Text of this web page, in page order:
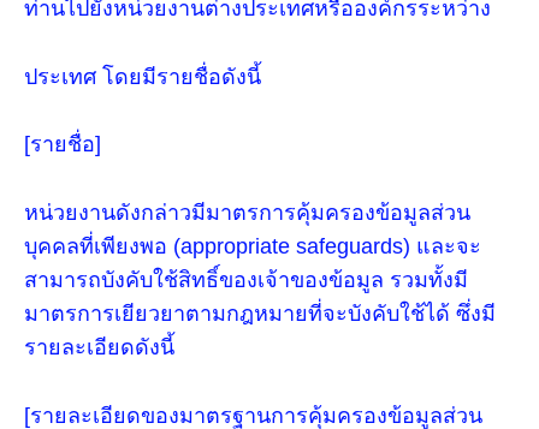
ท่านไปยังหน่วยงานต่างประเทศหรือองค์กรระหว่าง
ประเทศ โดยมีรายชื่อดังนี้
[รายชื่อ]
หน่วยงานดังกล่าวมีมาตรการคุ้มครองข้อมูลส่วน
บุคคลที่เพียงพอ (appropriate safeguards) และจะ
สามารถบังคับใช้สิทธิ์ของเจ้าของข้อมูล รวมทั้งมี
มาตรการเยียวยาตามกฎหมายที่จะบังคับใช้ได้ ซึ่งมี
รายละเอียดดังนี้
[รายละเอียดของมาตรฐานการคุ้มครองข้อมูลส่วน